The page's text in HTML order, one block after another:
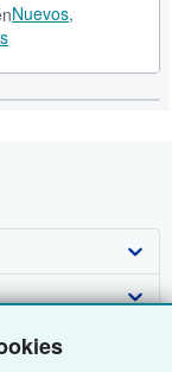
Nuevos,